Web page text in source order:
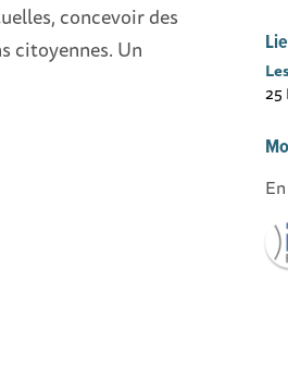
concevoir des
citoyennes. Un
25